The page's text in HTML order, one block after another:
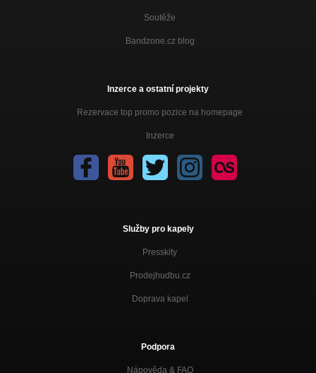
Soutěže
Bandzone.cz blog
Inzerce a ostatní projekty
Rezervace top promo pozice na homepage
Inzerce
Služby pro kapely
Presskity
Prodejhudbu.cz
Doprava kapel
Podpora
Nápověda & FAQ